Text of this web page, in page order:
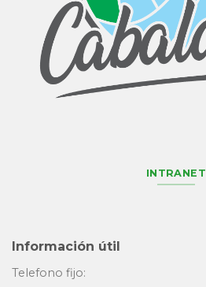
INTRANET
Información útil
Telefono fijo: